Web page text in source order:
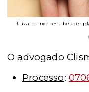
Juíza manda restabelecer
O advogado
Processo: